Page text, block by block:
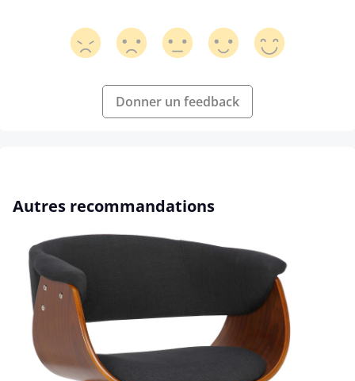
Donner un feedback
Ignorer la galerie de produits
Autres recommandations